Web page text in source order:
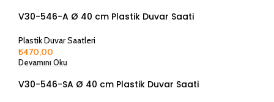
V30-546-A Ø 40 cm Plastik Duvar Saati
Plastik Duvar Saatleri
₺470,00
Devamını Oku
V30-546-SA Ø 40 cm Plastik Duvar Saati